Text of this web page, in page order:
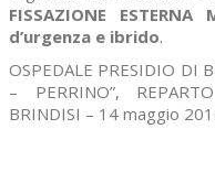
FISSAZIONE
d’urgenza e ibrido.
OSPEDALE PRESIDIO DI
– PERRINO”,
BRINDISI – 14 maggio